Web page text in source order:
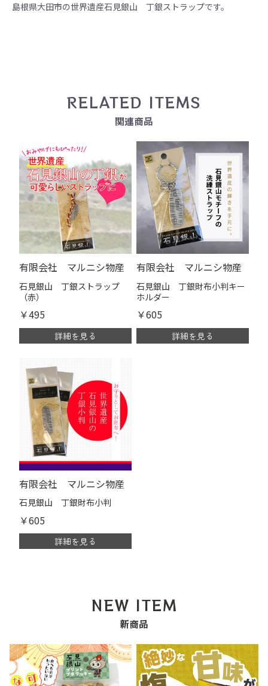
島根県大田市の世界遺産石見銀山 丁銀ストラップです。
RELATED ITEMS
関連商品
有限会社 マルニシ物産
石見銀山 丁銀ストラップ
（赤）
￥495
詳細を見る
有限会社 マルニシ物産
石見銀山 丁銀財布小判キー
ホルダー
￥605
詳細を見る
有限会社 マルニシ物産
石見銀山 丁銀財布小判
￥605
詳細を見る
NEW ITEM
新商品